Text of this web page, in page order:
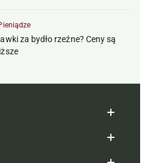
za bydło rzeźne? Ceny są